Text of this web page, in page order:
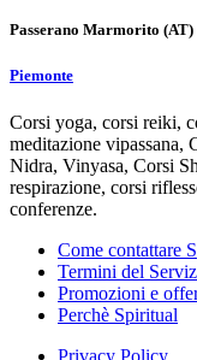
Passerano Marmorito (AT)
Piemonte
Corsi yoga, corsi reiki,
meditazione vipassana,
Nidra, Vinyasa, Corsi
respirazione, corsi
conferenze.
Come contattare
Termini del
Promozioni e
Perchè Spiritual
Privacy Policy